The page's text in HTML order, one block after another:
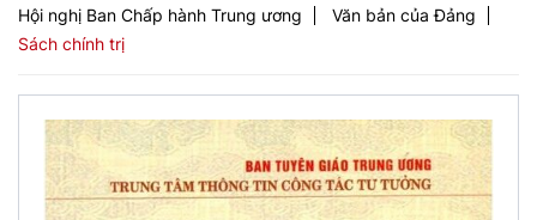
Hội nghị Ban Chấp hành Trung ương
Văn bản của Đảng
Sách chính trị